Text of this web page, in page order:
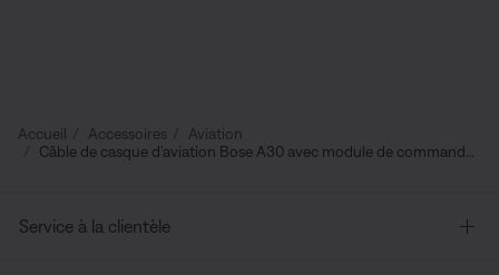
Accueil Accessoires
Aviation
Câble de casque d’aviation Bose A30 avec module de commande Bluetooth
Service à la clientèle